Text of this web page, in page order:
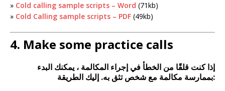
» Cold calling sample scripts – Word (71kb)
» Cold Calling sample scripts – PDF (49kb)
4. Make some practice calls
إذا كنت قلقًا من الخطأ في إجراء المكالمة ، يمكنك البدء
بممارسة مكالمة مع شخص تثق به. إليك الطريقة: